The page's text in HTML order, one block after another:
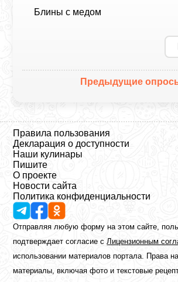
Блины с медом
Предыдущие
Правила пользования
Декларация о доступности
Наши кулинары
Пишите
О проекте
Новости сайта
Политика конфиденциальности
Отправляя любую форму на этом сайте,
подтверждает согласие сЛицензионным
использовании материалов портала. Права
материалы, включая фото и текстовые